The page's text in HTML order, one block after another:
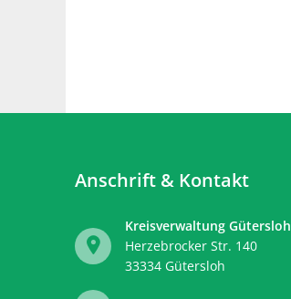
Anschrift & Kontakt
Kreisverwaltung Gütersloh
Herzebrocker Str. 140
33334 Gütersloh